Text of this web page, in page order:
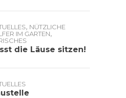
, NÜTZLICHE
IM GARTEN,
die Läuse sitzen!